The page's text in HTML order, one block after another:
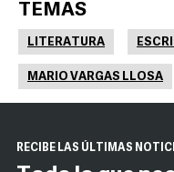
TEMAS
LITERATURA
MARIO VARGAS LLOSA
RECIBE LAS ÚLTIMAS